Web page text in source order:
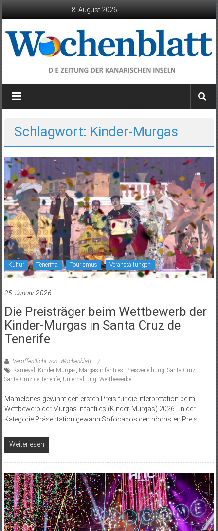
8. August 2026
Wochenblatt
die
Kanarischen
Inseln
Schlagwort: Kinder-Murgas
Kultur Teneriffa Tourismus Veranstaltungen
25. Januar 2026
Die Preisträger beim Wettbewerb der
Kinder-Murgas in Santa Cruz de
Tenerife
Veröffentlicht von: Wochenblatt
Karneval , Kinder-Murgas, Margas infantiles, Preisverleihung, Santa Cruz,
Santa Cruz de Tenerife, Unterhaltung, Wettbewerbe
Mamelones gewinnt den ersten Preis für die Interpretation beim
Wettbewerb der Murgas Infantiles (Kinder-Murgas) 2026. In der
Kategorie Präsentation gewann Sofocados den höchsten Preis
Weiterlesen